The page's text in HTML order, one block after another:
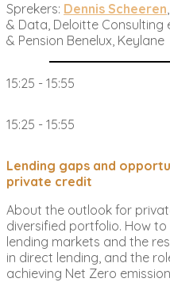
Sprekers: Dennis Scheeren
& Data, Deloitte Consulting
& Pension Benelux, Keylane
15:25 - 15:55
15:25 - 15:55
Lending gaps and
private credit
About the outlook for
diversified portfolio. How
lending markets and the
in direct lending, and the
achieving Net Zero